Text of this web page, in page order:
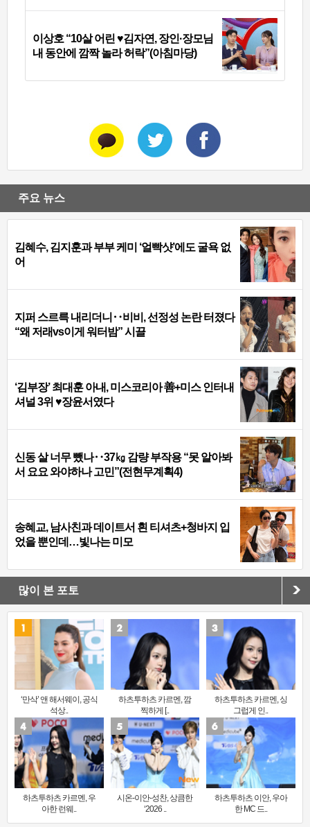
이상호 “10살 어린 ♥김자연, 장인·장모님
내 동안에 깜짝 놀라 허락”(아침마당)
주요 뉴스
김혜수, 김지훈과 부부 케미 ‘얼빡샷’에도 굴욕 없
어
지퍼 스르륵 내리더니‥비비, 선정성 논란 터졌다
“왜 저래vs이게 워터밤” 시끌
‘김부장’ 최대훈 아내, 미스코리아 善+미스 인터내
셔널 3위 ♥장윤서였다
신동 살 너무 뺐나‥37㎏ 감량 부작용 “못 알아봐
서 요요 와야하나 고민”(전현무계획4)
송혜교, 남사친과 데이트서 흰 티셔츠+청바지 입
었을 뿐인데…빛나는 미모
많이 본 포토
‘만삭’ 앤 해서웨이, 공식
석상..
하츠투하츠 카르멘, 깜
찍하게 [..
하츠투하츠 카르멘, 싱
그럽게 인..
하츠투하츠 카르멘, 우
아한 런웨..
시온-이안-성찬, 상큼한
‘2026 ..
하츠투하츠 이안, 우아
한 MC 드..